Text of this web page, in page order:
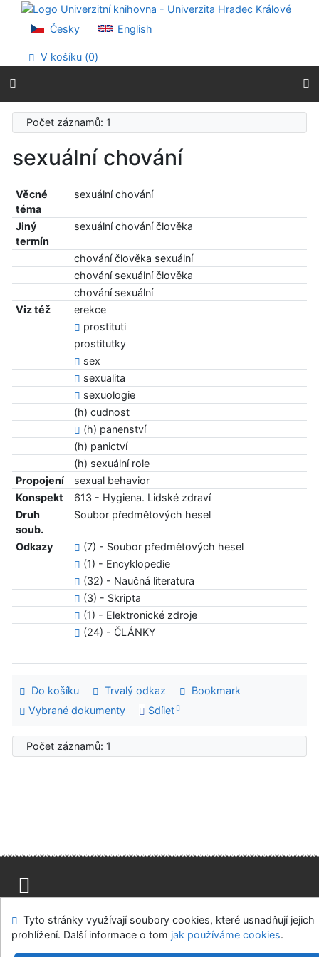
Přejít na obsah
Přejít na menu
Prohlášení o webové přístupnosti
Česky English
V košíku (0)
Počet záznamů: 1
sexuální chování
Věcné
téma
sexuální chování
Jiný
termín
sexuální chování člověka
chování člověka sexuální
chování sexuální člověka
chování sexuální
Viz též
erekce
prostituti
prostitutky
sex
sexualita
sexuologie
(h) cudnost
(h) panenství
(h) panictví
(h) sexuální role
Propojení
sexual behavior
Konspekt
613 - Hygiena. Lidské zdraví
Druh
soub.
Soubor předmětových hesel
Odkazy
(7) - Soubor předmětových hesel
(1) - Encyklopedie
(32) - Naučná literatura
(3) - Skripta
(1) - Elektronické zdroje
(24) - ČLÁNKY
Do košíku Trvalý odkaz
Bookmark
Vybrané dokumenty
Sdílet
Počet záznamů: 1
Modul OpenSearch
Napište nám Nastavení cookies
Tyto stránky využívají soubory cookies, které usnadňují jejich
prohlížení. Další informace o tom jak používáme cookies.